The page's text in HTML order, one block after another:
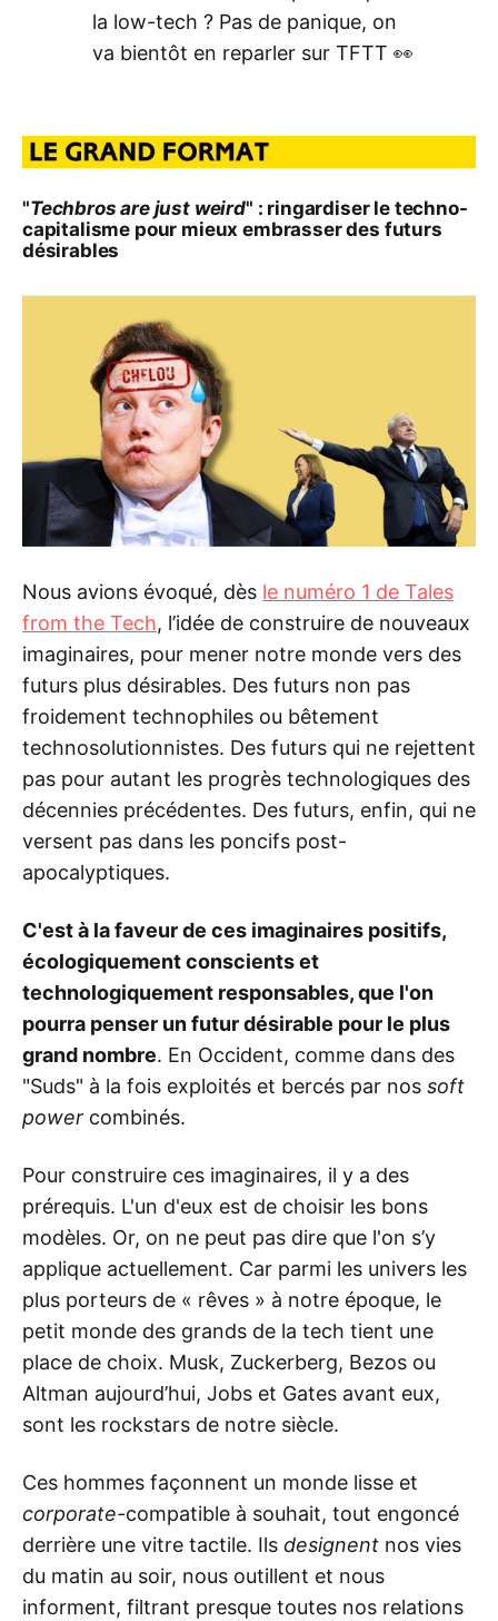
la low-tech ? Pas de panique, on
va bientôt en reparler sur TFTT 👀
"Techbros are just weird" : ringardiser le techno-
capitalisme pour mieux embrasser des futurs
désirables
Nous avions évoqué, dès le numéro 1 de Tales
from the Tech, l’idée de construire de nouveaux
imaginaires, pour mener notre monde vers des
futurs plus désirables. Des futurs non pas
froidement technophiles ou bêtement
technosolutionnistes. Des futurs qui ne rejettent
pas pour autant les progrès technologiques des
décennies précédentes. Des futurs, enfin, qui ne
versent pas dans les poncifs post-
apocalyptiques.
C'est à la faveur de ces imaginaires positifs,
écologiquement conscients et
technologiquement responsables, que l'on
pourra penser un futur désirable pour le plus
grand nombre. En Occident, comme dans des
"Suds" à la fois exploités et bercés par nos soft
power combinés.
Pour construire ces imaginaires, il y a des
prérequis. L'un d'eux est de choisir les bons
modèles. Or, on ne peut pas dire que l'on s’y
applique actuellement. Car parmi les univers les
plus porteurs de « rêves » à notre époque, le
petit monde des grands de la tech tient une
place de choix. Musk, Zuckerberg, Bezos ou
Altman aujourd’hui, Jobs et Gates avant eux,
sont les rockstars de notre siècle.
Ces hommes façonnent un monde lisse et
corporate-compatible à souhait, tout engoncé
derrière une vitre tactile. Ils designent nos vies
du matin au soir, nous outillent et nous
informent, filtrant presque toutes nos relations